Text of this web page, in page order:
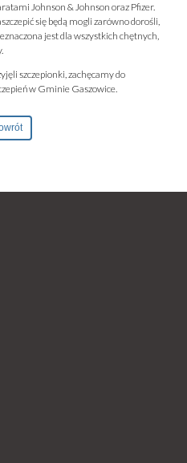
Johnson & Johnson oraz Pfizer.
się będą mogli zarówno dorośli,
jest dla wszystkich chętnych,
szczepionki, zachęcamy do
w Gminie Gaszowice.